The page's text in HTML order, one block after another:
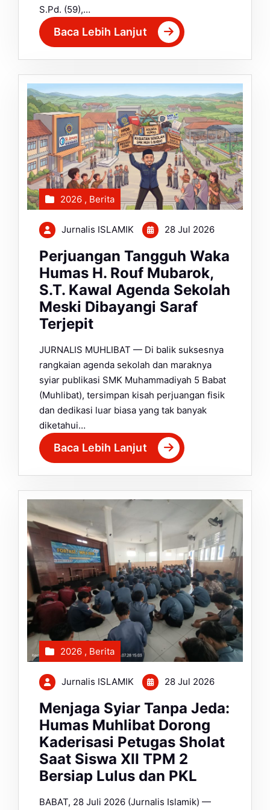
S.Pd. (59),…
Baca Lebih Lanjut
2026 , Berita
Jurnalis ISLAMIK 28 Jul 2026
Perjuangan Tangguh Waka
Humas H. Rouf Mubarok,
S.T. Kawal Agenda Sekolah
Meski Dibayangi Saraf
Terjepit
JURNALIS MUHLIBAT — Di balik suksesnya
rangkaian agenda sekolah dan maraknya
syiar publikasi SMK Muhammadiyah 5 Babat
(Muhlibat), tersimpan kisah perjuangan fisik
dan dedikasi luar biasa yang tak banyak
diketahui…
Baca Lebih Lanjut
2026 , Berita
Jurnalis ISLAMIK 28 Jul 2026
Menjaga Syiar Tanpa Jeda:
Humas Muhlibat Dorong
Kaderisasi Petugas Sholat
Saat Siswa XII TPM 2
Bersiap Lulus dan PKL
BABAT, 28 Juli 2026 (Jurnalis Islamik) —